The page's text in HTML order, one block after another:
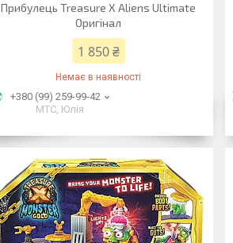
Прибулець Treasure X Aliens Ultimate
Оригінал
1 850 ₴
Немає в наявності
+380 (99) 259-99-42
МТС, Юлія